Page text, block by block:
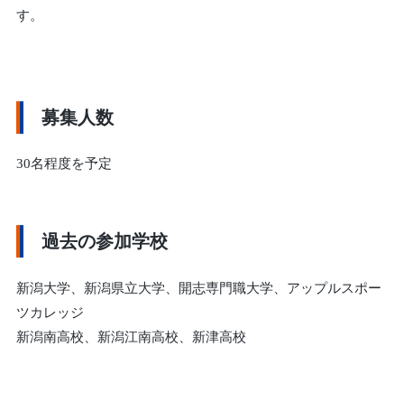
す。
募集人数
30名程度を予定
過去の参加学校
新潟大学、新潟県立大学、開志専門職大学、アップルスポー
ツカレッジ
新潟南高校、新潟江南高校、新津高校